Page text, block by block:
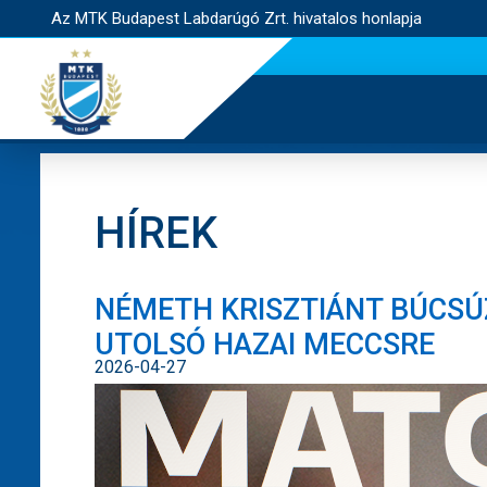
Az MTK Budapest Labdarúgó Zrt. hivatalos honlapja
HÍREK
NÉMETH KRISZTIÁNT
UTOLSÓ HAZAI MECCSRE
2026-04-27